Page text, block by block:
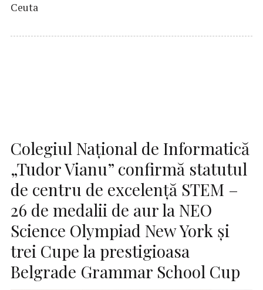
Ceuta
Colegiul Național de Informatică
„Tudor Vianu” confirmă statutul
de centru de excelență STEM –
26 de medalii de aur la NEO
Science Olympiad New York și
trei Cupe la prestigioasa
Belgrade Grammar School Cup